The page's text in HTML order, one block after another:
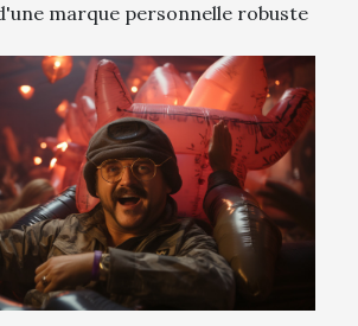
marque personnelle robuste